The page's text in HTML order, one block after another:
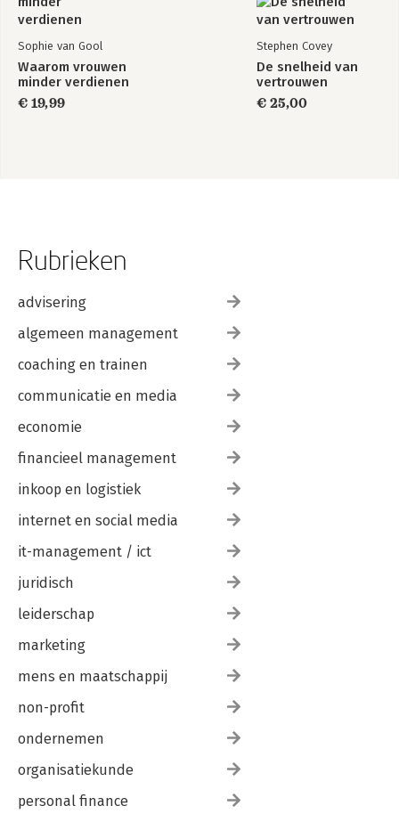
Sophie van Gool
Waarom vrouwen
minder verdienen
€ 19,99
Stephen Covey
De snelheid van
vertrouwen
€ 25,00
Rubrieken
advisering
algemeen management
coaching en trainen
communicatie en media
economie
financieel management
inkoop en logistiek
internet en social media
it-management / ict
juridisch
leiderschap
marketing
mens en maatschappij
non-profit
ondernemen
organisatiekunde
personal finance